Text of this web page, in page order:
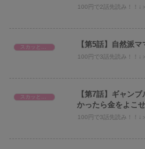
100円で2話先読み！！↓
スカッとエピ 【第5話】自然派
100円で3話先読み！！↓
スカッとエピ
【第7話】ギャン
かったら金をよこ
100円で3話先読み！！↓